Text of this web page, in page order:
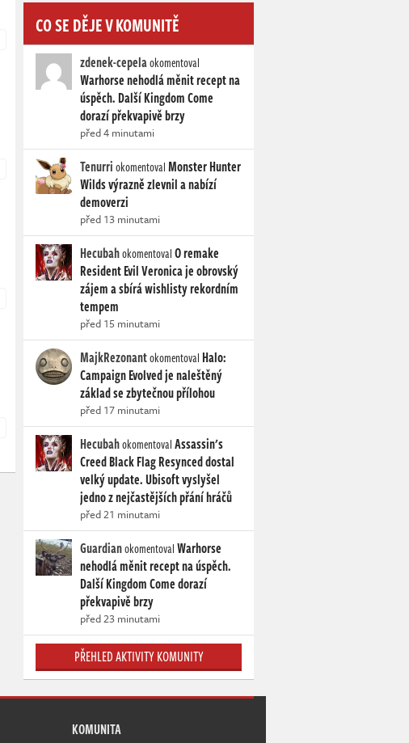
CO SE DĚJE V KOMUNITĚ
zdenek-cepelaokomentoval
Warhorse nehodlá měnit recept na
úspěch. Další Kingdom Come
dorazí překvapivě brzy
před 4 minutami
TenurriokomentovalMonster Hunter
Wilds výrazně zlevnil a nabízí
demoverzi
před 13 minutami
HecubahokomentovalO remake
Resident Evil Veronica je obrovský
zájem a sbírá wishlisty rekordním
tempem
před 15 minutami
MajkRezonantokomentoval Halo:
Campaign Evolved je naleštěný
základ se zbytečnou přílohou
před 17 minutami
HecubahokomentovalAssassin's
Creed Black Flag Resynced dostal
velký update. Ubisoft vyslyšel
jedno z nejčastějších přání hráčů
před 21 minutami
GuardianokomentovalWarhorse
nehodlá měnit recept na úspěch.
Další Kingdom Come dorazí
překvapivě brzy
před 23 minutami
PŘEHLED AKTIVITY KOMUNITY
KOMUNITA